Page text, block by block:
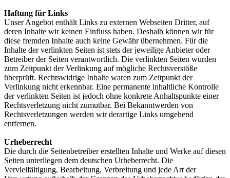
Haftung für Links
Unser Angebot enthält Links zu externen Webseiten Dritter, auf
deren Inhalte wir keinen Einfluss haben. Deshalb können wir für
diese fremden Inhalte auch keine Gewähr übernehmen. Für die
Inhalte der verlinkten Seiten ist stets der jeweilige Anbieter oder
Betreiber der Seiten verantwortlich. Die verlinkten Seiten wurden
zum Zeitpunkt der Verlinkung auf mögliche Rechtsverstöße
überprüft. Rechtswidrige Inhalte waren zum Zeitpunkt der
Verlinkung nicht erkennbar. Eine permanente inhaltliche Kontrolle
der verlinkten Seiten ist jedoch ohne konkrete Anhaltspunkte einer
Rechtsverletzung nicht zumutbar. Bei Bekanntwerden von
Rechtsverletzungen werden wir derartige Links umgehend
entfernen.
Urheberrecht
Die durch die Seitenbetreiber erstellten Inhalte und Werke auf diesen
Seiten unterliegen dem deutschen Urheberrecht. Die
Vervielfältigung, Bearbeitung, Verbreitung und jede Art der